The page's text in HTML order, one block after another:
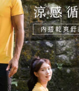
tempoh ansuran
tertakluk kepada
transaksi seterusnya.
dalam masa 30
gagal dalam
automatik. Jika
ini bermakna
penilaian khusus tidak
apabila anda
kedai serbaneka utama,
pembayaran atau
tempoh
yang telah memuat
ahli AFTEE boleh
percuma
percuma